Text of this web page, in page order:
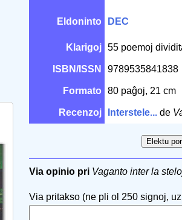
Eldoninto DEC
Klarigoj 55 poemoj
ISBN/ISSN 9789535841838
Formato 80 paĝoj, 21 cm
Recenzoj Interstele... de
Via opinio pri Vaganto inter la
Via pritakso (ne pli ol 250 signoj,